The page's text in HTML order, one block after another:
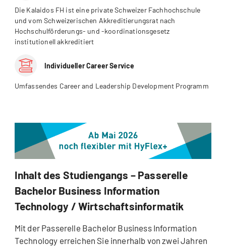
Die Kalaidos FH ist eine private Schweizer Fachhochschule
und vom Schweizerischen Akkreditierungsrat nach
Hochschulförderungs- und -koordinationsgesetz
institutionell akkreditiert
Individueller Career Service
Umfassendes Career and Leadership Development Programm
Inhalt des Studiengangs – Passerelle
Bachelor Business Information
Technology / Wirtschaftsinformatik
Mit der Passerelle Bachelor Business Information
Technology erreichen Sie innerhalb von zwei Jahren